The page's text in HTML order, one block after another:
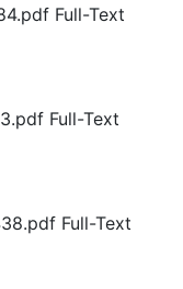
Full-Text
Full-Text
Full-Text